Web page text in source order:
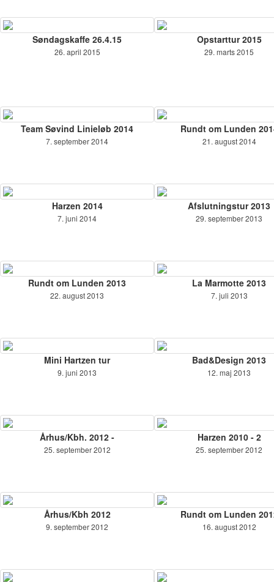
Søndagskaffe 26.4.15
26. april 2015
Opstarttur 2015
29. marts 2015
Team Søvind Linieløb 2014
7. september 2014
Rundt om Lunden
21. august 2014
Harzen 2014
7. juni 2014
Afslutningstur 2013
29. september 2013
Rundt om Lunden 2013
22. august 2013
La Marmotte 2013
7. juli 2013
Mini Hartzen tur
9. juni 2013
Bad&Design 2013
12. maj 2013
Århus/Kbh. 2012 -
25. september 2012
Harzen 2010 - 2
25. september 2012
Århus/Kbh 2012
9. september 2012
Rundt om Lunden
16. august 2012